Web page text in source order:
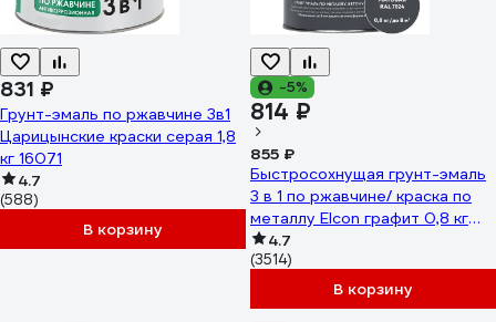
831 ₽
Грунт-эмаль по ржавчине 3в1
Царицынские краски серая 1,8
кг 16071
4.7
(588)
В корзину
-5%
814 ₽
855 ₽
Быстросохнущая грунт-эмаль
3 в 1 по ржавчине/ краска по
металлу Elcon графит 0,8 кг
RAL7024 00-00463005
4.7
(3514)
В корзину